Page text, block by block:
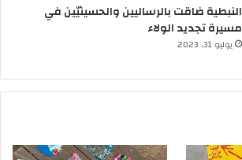
النبطية ضاقت بالرساليين والحسينيّين في
مسيرة تجديد الولاء
يوليو 31, 2023